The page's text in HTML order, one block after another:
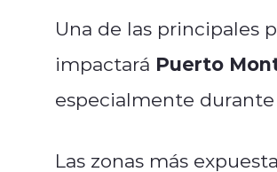
Una de las principales
impactará Puerto
especialmente durante
Las zonas más